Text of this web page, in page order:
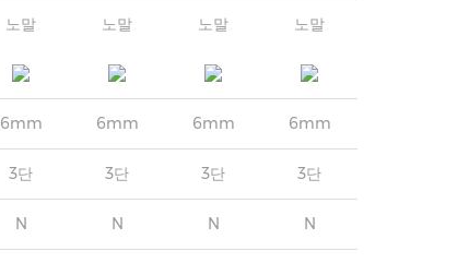
노말 노말 노말 노말
6mm 6mm 6mm 6mm
3단 3단 3단 3단
N N N N